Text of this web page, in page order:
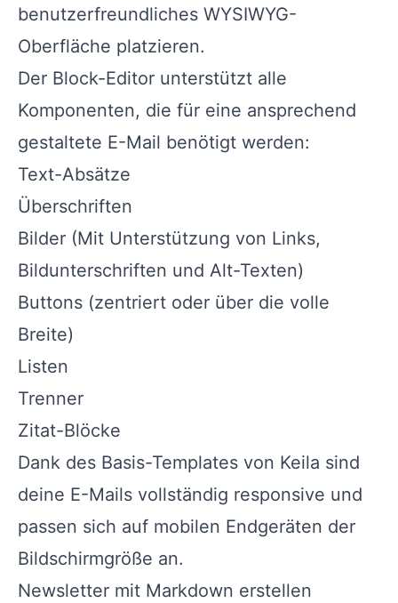
benutzerfreundliches WYSIWYG-
Oberfläche platzieren.
Der Block-Editor unterstützt alle
Komponenten, die für eine ansprechend
gestaltete E-Mail benötigt werden:
Text-Absätze
Überschriften
Bilder (Mit Unterstützung von Links,
Bildunterschriften und Alt-Texten)
Buttons (zentriert oder über die volle
Breite)
Listen
Trenner
Zitat-Blöcke
Dank des Basis-Templates von Keila sind
deine E-Mails vollständig responsive und
passen sich auf mobilen Endgeräten der
Bildschirmgröße an.
Newsletter mit Markdown erstellen